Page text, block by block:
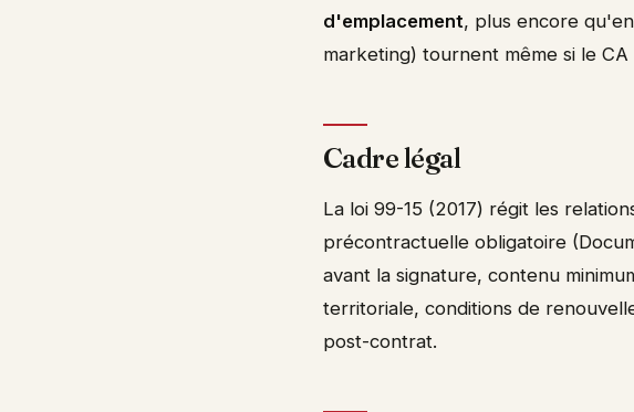
d'emplacement, plus encore
marketing) tournent même si le
Cadre légal
La loi 99-15 (2017) régit les
précontractuelle obligatoire
avant la signature, contenu
territoriale, conditions de
post-contrat.